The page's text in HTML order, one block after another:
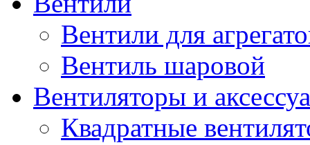
Вентили для
Вентиль шаровой
Вентиляторы и
Квадратные